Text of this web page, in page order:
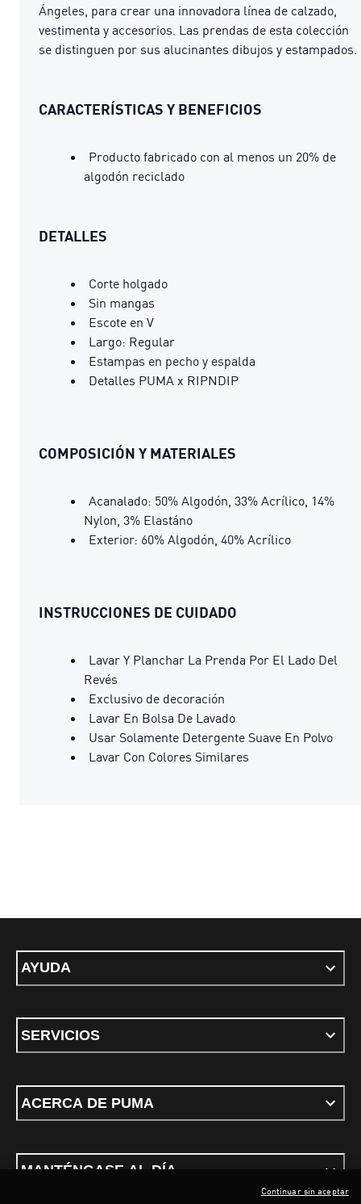
Ángeles, para crear una innovadora línea de calzado,
vestimenta y accesorios. Las prendas de esta colección
se distinguen por sus alucinantes dibujos y estampados.
CARACTERÍSTICAS Y BENEFICIOS
Producto fabricado con al menos un 20% de
algodón reciclado
DETALLES
Corte holgado
Sin mangas
Escote en V
Largo: Regular
Estampas en pecho y espalda
Detalles PUMA x RIPNDIP
COMPOSICIÓN Y MATERIALES
Acanalado: 50% Algodón, 33% Acrílico, 14%
Nylon, 3% Elastáno
Exterior: 60% Algodón, 40% Acrílico
INSTRUCCIONES DE CUIDADO
Lavar Y Planchar La Prenda Por El Lado Del
Revés
Exclusivo de decoración
Lavar En Bolsa De Lavado
Usar Solamente Detergente Suave En Polvo
Lavar Con Colores Similares
AYUDA
SERVICIOS
ACERCA DE PUMA
MANTÉNGASE AL DÍA
Continuar sin aceptar